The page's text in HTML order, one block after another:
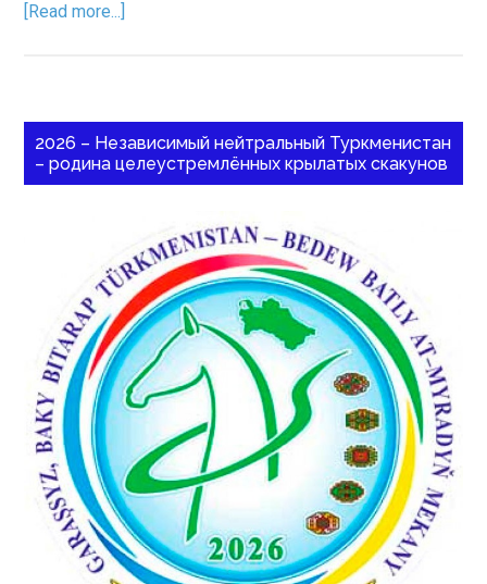
[Read more...]
2026 – Независимый нейтральный Туркменистан
– родина целеустремлённых крылатых скакунов